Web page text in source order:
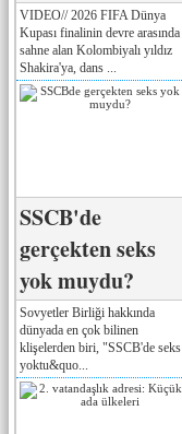
VIDEO// 2026 FIFA Dünya
Kupası finalinin devre arasında
sahne alan Kolombiyalı yıldız
Shakira'ya, dans ...
SSCB'de
gerçekten seks
yok muydu?
Sovyetler Birliği hakkında
dünyada en çok bilinen
klişelerden biri, "SSCB'de seks
yoktu&quo...